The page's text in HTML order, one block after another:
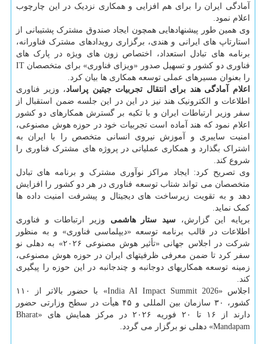
آمادگی ایران را برای هم افزایی و همکاری نزدیک در این چارچوب
اعلام نمود.
وی همین طور پیشنهادهایی همچون ایجاد صندوق مشترک پشتیبانی از
استارتاپ های ایرانی و هندی، برگزاری رویدادهای مشترک فناورانه،
برنامه های تبادل استعداد، اختصاص زون های ویژه در پارک های
فناوری دو کشور و تسهیل صدور «ویزای فناوری» برای متخصصان IT
را بعنوان مسیرهای عملی توسعه همکاری ها بیان کرد.
اعلام آمادگی هند برای انتقال تجربیات جیتین پراساد، وزیر فناوری
اطلاعات و الکترونیک هند نیز در این در این جلسه ضمن استقبال از
سفر وزیر ارتباطات ایران و با تکیه بر گسترش همکارهای دو کشور
اعلام نمود که هند آماده است تجربیات خود در حوزه هوش مصنوعی،
امنیت سایبری و آموزش نیروی انسانی متخصص را با ایران به
اشتراک بگذارد و همکاری عملیاتی در پروژه های مشترک فناوری را
شروع کند.
وی تصریح کرد: ایجاد مراکز نوآوری مشترک و برنامه های تبادل
متخصصان می تواند شتاب توسعه فناوری در هر دو کشور را افزایش
دهد و به تقویت زیرساخت های دیجیتال و پیشرفت امنیت داده ها
کمک نماید.
برپایه این گزارش، سید ستار هاشمی وزیر ارتباطات و فناوری
اطلاعات در قالب برنامه توسعه «دیپلماسی فناوری» و به منظور
شرکت در اجلاس جهانی «تأثیر هوش مصنوعی ۲۰۲۶» به دهلی نو
سفر کرد تا ضمن معرفی ظرفیتهای ایران در حوزه هوش مصنوعی،
زمینه توسعه همکاریهای دوجانبه و چندجانبه در این حوزه را پیگیری
کند.
اجلاس «India AI Impact Summit 2026» با حضور بالاتر از ۱۱۰
کشور، ۳۰ سازمان بین المللی و ۴۵ هیأت در سطح وزارتی حضور
دارند از ۱۶ تا ۲۰ فوریه ۲۰۲۶ در مرکز همایش های «Bharat
Mandapam» دهلی نو برگزار می گردد.